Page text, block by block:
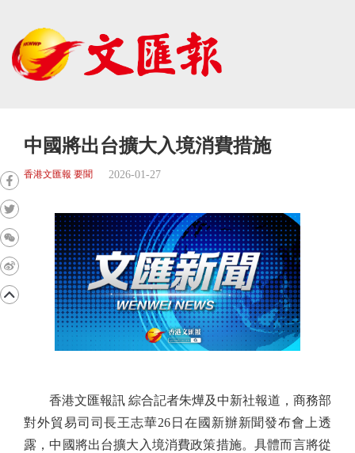
中國將出台擴大入境消費措施
香港文匯報 要聞 2026-01-27
香港文匯報訊 綜合記者朱燁及中新社報道，商務部
對外貿易司司長王志華26日在國新辦新聞發布會上透
露，中國將出台擴大入境消費政策措施。具體而言將從